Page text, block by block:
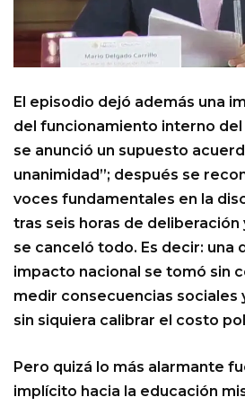
El episodio dejó además una
del funcionamiento interno
se anunció un supuesto
unanimidad”; después se
voces fundamentales en la
tras seis horas de deliberación
se canceló todo. Es decir: una
impacto nacional se tomó sin
medir consecuencias sociales
sin siquiera calibrar el costo
Pero quizá lo más alarmante
implícito hacia la educación